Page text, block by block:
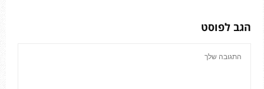
הגב לפוסט